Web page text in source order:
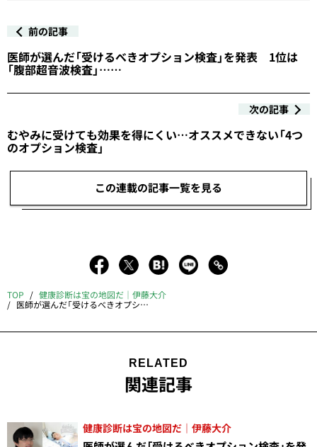
前の記事
医師が選んだ「受けるべきオプション検査」を発表 1位は
「腹部超音波検査」……
次の記事
むやみに受けても効果を得にくい…オススメできない「4つ
のオプション検査」
この連載の記事一覧を見る
TOP 健康診断は宝の地図だ｜伊藤大介
医師が選んだ「受けるべきオプション検査」“ベスト7” 脳MRIからマンモグラフィーまで
RELATED
関連記事
健康診断は宝の地図だ｜伊藤大介